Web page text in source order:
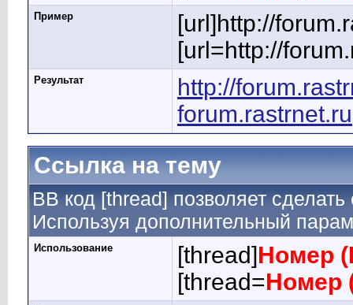
Пример
[url]http://
[url=http://
Результат
http://
forum.rastrnet.ru
Ссылка на тему
BB код [thread] позволяет
Используя дополнительный
Использование [thread]Номер
[thread=Номер